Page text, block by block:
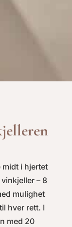
i hjertet
– 8
mulighet
hver rett. I
med 20